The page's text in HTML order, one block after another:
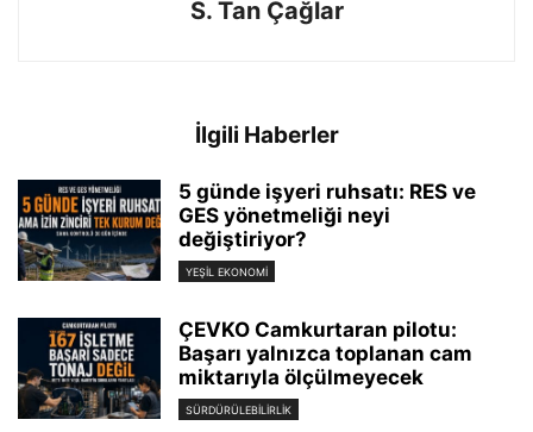
S. Tan Çağlar
İlgili Haberler
5 günde işyeri ruhsatı: RES ve
GES yönetmeliği neyi
değiştiriyor?
YEŞIL EKONOMI
ÇEVKO Camkurtaran pilotu:
Başarı yalnızca toplanan cam
miktarıyla ölçülmeyecek
SÜRDÜRÜLEBILIRLIK